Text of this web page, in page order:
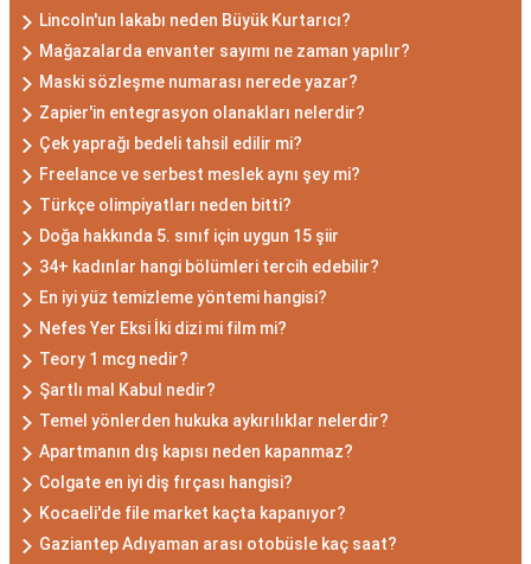
Lincoln'un lakabı neden Büyük Kurtarıcı?
Mağazalarda envanter sayımı ne zaman yapılır?
Maski sözleşme numarası nerede yazar?
Zapier'in entegrasyon olanakları nelerdir?
Çek yaprağı bedeli tahsil edilir mi?
Freelance ve serbest meslek aynı şey mi?
Türkçe olimpiyatları neden bitti?
Doğa hakkında 5. sınıf için uygun 15 şiir
34+ kadınlar hangi bölümleri tercih edebilir?
En iyi yüz temizleme yöntemi hangisi?
Nefes Yer Eksi İki dizi mi film mi?
Teory 1 mcg nedir?
Şartlı mal Kabul nedir?
Temel yönlerden hukuka aykırılıklar nelerdir?
Apartmanın dış kapısı neden kapanmaz?
Colgate en iyi diş fırçası hangisi?
Kocaeli'de file market kaçta kapanıyor?
Gaziantep Adıyaman arası otobüsle kaç saat?